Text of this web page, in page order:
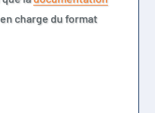
charge du format